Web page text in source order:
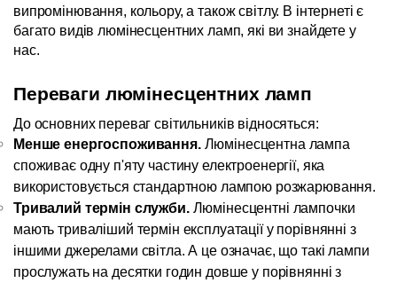
випромінювання, кольору, а також світлу. В інтернеті є
багато видів люмінесцентних ламп, які ви знайдете у
нас.
Переваги люмінесцентних ламп
До основних переваг світильників відносяться:
Менше енергоспоживання. Люмінесцентна лампа
споживає одну п'яту частину електроенергії, яка
використовується стандартною лампою розжарювання.
Тривалий термін служби. Люмінесцентні лампочки
мають триваліший термін експлуатації у порівнянні з
іншими джерелами світла. А це означає, що такі лампи
прослужать на десятки годин довше у порівнянні з